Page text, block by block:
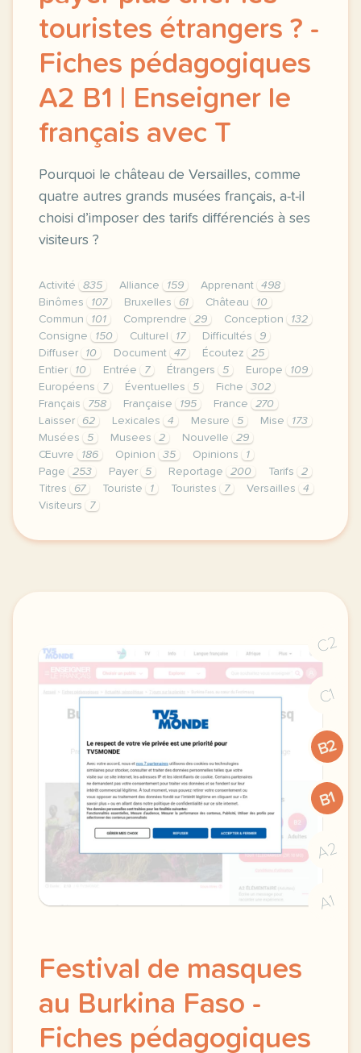
touristes étrangers ? -
Fiches pédagogiques
A2 B1 | Enseigner le
français avec T
Pourquoi le château de Versailles, comme
quatre autres grands musées français, a-t-il
choisi d’imposer des tarifs différenciés à ses
visiteurs ?
Activité 835 Alliance 159 Apprenant
498
Binômes
107 Bruxelles 61 Château
10
Commun
101 Comprendre 29 Conception
132
Consigne
150 Culturel 17 Difficultés
9
Diffuser
10 Document 47 Écoutez
25
Entier
10 Entrée 7 Étrangers 5 Europe
109
Européens
7 Éventuelles 5 Fiche
302
Français
758 Française 195 France
270
Laisser
62 Lexicales 4 Mesure 5 Mise
173
Musées
5 Musees 2 Nouvelle
29
Œuvre
186 Opinion 35 Opinions
1
Page
253 Payer 5 Reportage 200 Tarifs
2
Titres
67 Touriste 1 Touristes 7 Versailles
4
Visiteurs
7
continuer sans accepter le respect de votre vie
C2
C1
B2
B1
A2
A1
Festival de masques
au Burkina Faso -
Fiches pédagogiques